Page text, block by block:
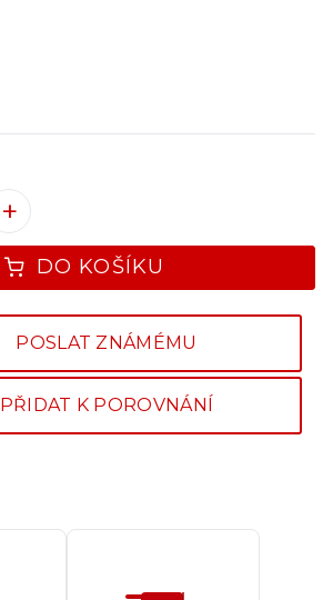
DO KOŠÍKU
+
POSLAT ZNÁMÉMU
PŘIDAT K POROVNÁNÍ